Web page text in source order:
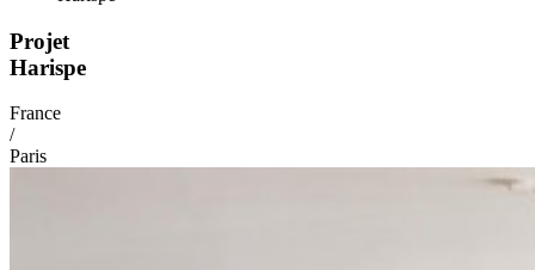
Projet
Harispe
France
/
Paris